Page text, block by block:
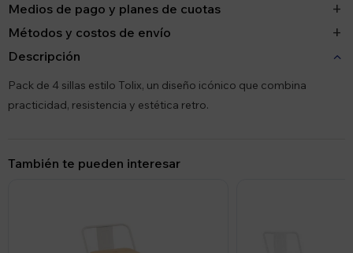
Medios de pago y planes de cuotas
Métodos y costos de envío
Descripción
Pack de 4 sillas estilo Tolix, un diseño icónico que combina
practicidad, resistencia y estética retro.
También te pueden interesar